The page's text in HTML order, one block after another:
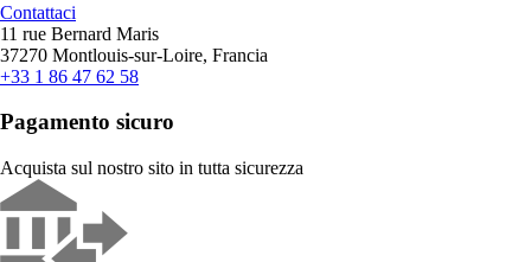
Contattaci
11 rue Bernard Maris
37270 Montlouis-sur-Loire, Francia
+33 1 86 47 62 58
Pagamento sicuro
Acquista sul nostro sito in tutta sicurezza